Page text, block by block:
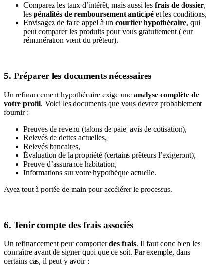
Comparez les taux d’intérêt, mais aussi les frais de dossier,
les pénalités de remboursement anticipé et les conditions,
Envisagez de faire appel à un courtier hypothécaire, qui
peut comparer les produits pour vous gratuitement (leur
rémunération vient du prêteur).
5. Préparer les documents nécessaires
Un refinancement hypothécaire exige une analyse complète de
votre profil. Voici les documents que vous devrez probablement
fournir :
Preuves de revenu (talons de paie, avis de cotisation),
Relevés de dettes actuelles,
Relevés bancaires,
Évaluation de la propriété (certains prêteurs l’exigeront),
Preuve d’assurance habitation,
Informations sur votre hypothèque actuelle.
Ayez tout à portée de main pour accélérer le processus.
6. Tenir compte des frais associés
Un refinancement peut comporterdes frais. Il faut donc bien les
connaître avant de signer quoi que ce soit. Par exemple, dans
certains cas, il peut y avoir :